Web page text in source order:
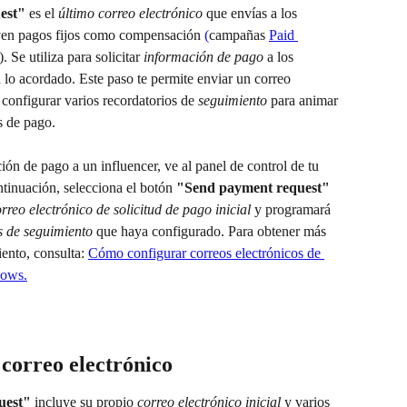
es el último correo electrónico que envías a los
pagos fijos como compensación (campañas Paid
). Se utiliza para solicitar información de pago a los
acordado. Este paso te permite enviar un correo
varios recordatorios de seguimiento para animar
de pago.
de pago a un influencer, ve al panel de control de tu
selecciona el botón "Send payment request"
electrónico de solicitud de pago inicial y programará
de seguimiento que haya configurado. Para obtener más
consulta: Cómo configurar correos electrónicos de
electrónico
incluye su propio correo electrónico inicial y varios